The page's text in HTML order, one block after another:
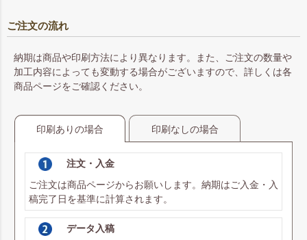
ご注文の流れ
納期は商品や印刷方法により異なります。また、ご注文の数量や
加工内容によっても変動する場合がございますので、詳しくは各
商品ページをご確認ください。
印刷ありの場合 印刷なしの場合
注文・入金
ご注文は商品ページからお願いします。納期はご入金・入
稿完了日を基準に計算されます。
データ入稿